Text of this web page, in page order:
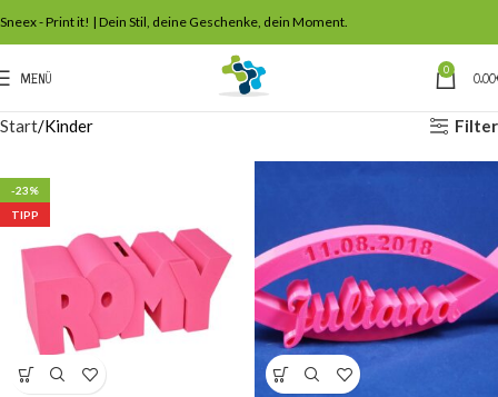
Sneex - Print it! | Dein Stil, deine Geschenke, dein Moment.
MENÜ 0 0,00
Start Kinder Filter
-23%
TIPP